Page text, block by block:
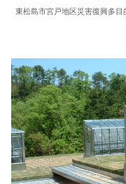
東松島市宮戸地区災害復興多目